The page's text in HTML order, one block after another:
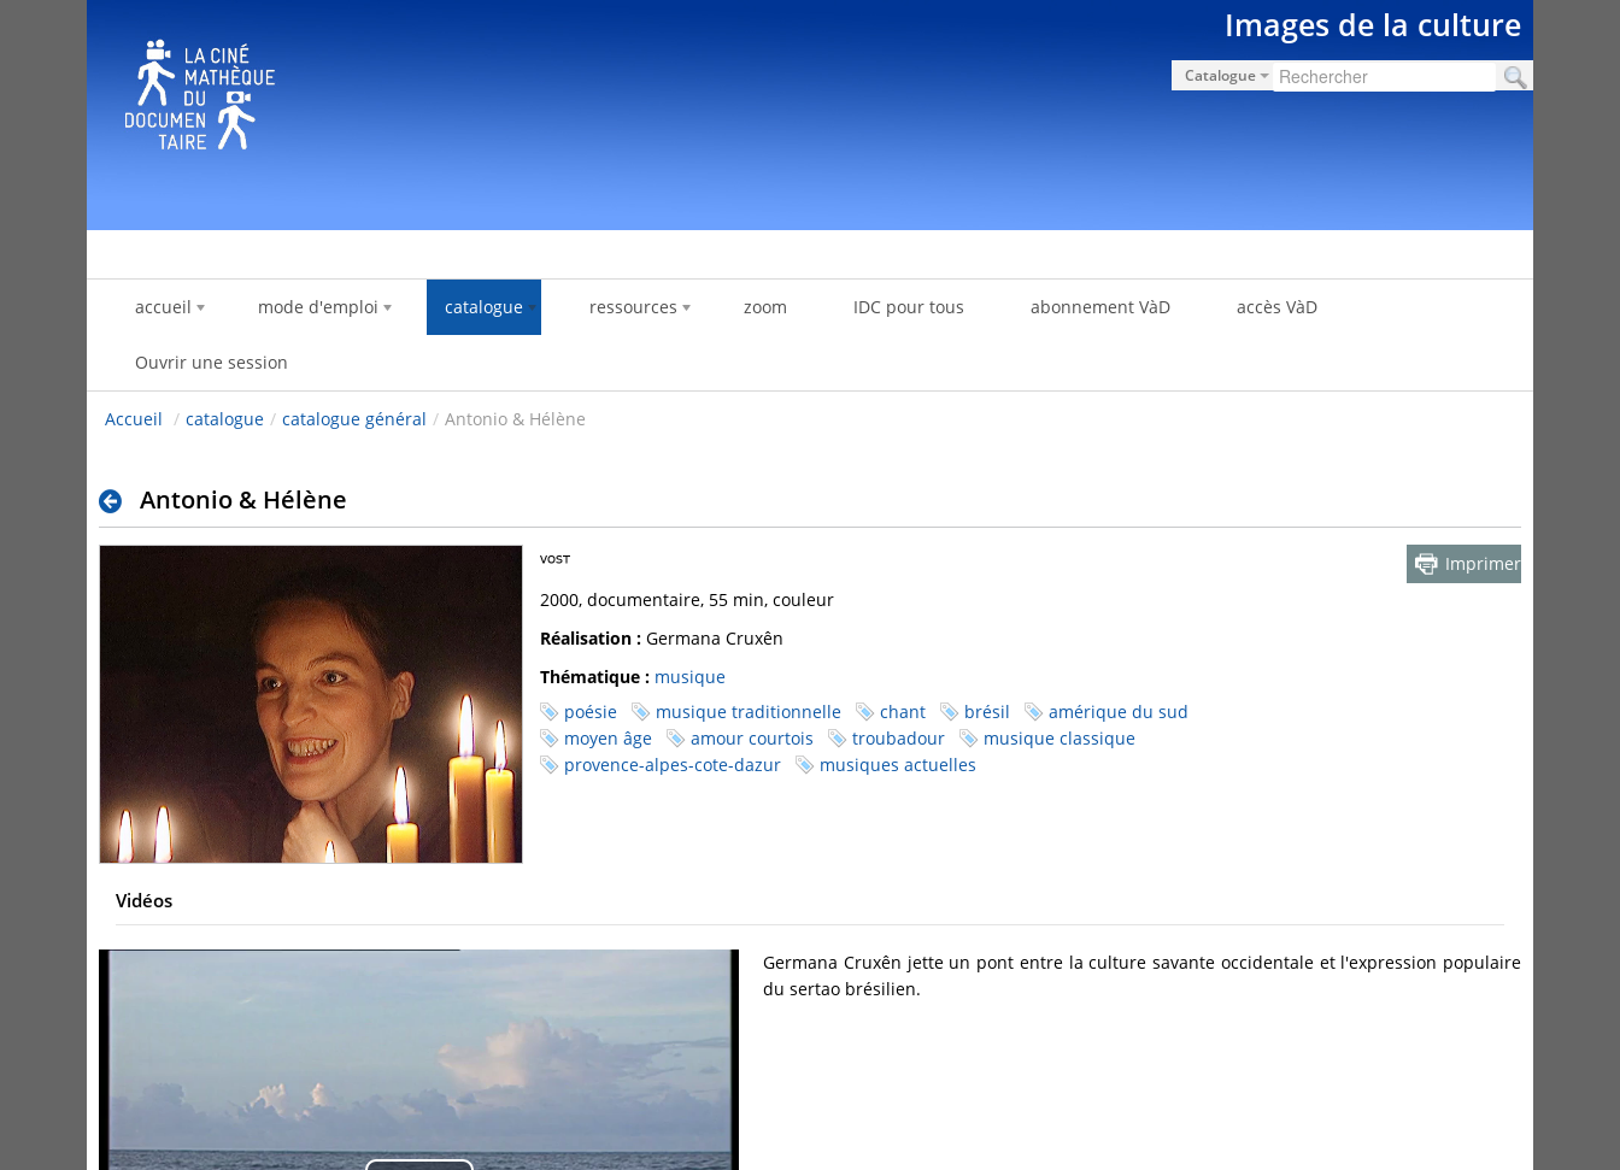
Images de la culture
Catalogue
accueil mode d'emploi catalogue ressources zoom IDC pour tous abonnement VàD accès VàD
Ouvrir une session
Accueil / catalogue / catalogue général / Antonio & Hélène
Antonio & Hélène
Imprimer
2000, documentaire, 55 min, couleur
Réalisation : Germana Cruxên
Thématique : musique
poésie
musique traditionnelle chant brésil
amérique du sud
moyen âge
amour courtois troubadour
musique classique
provence-alpes-cote-dazur
musiques actuelles
Vidéos
Germana Cruxên jette un pont entre la culture savante occidentale et l'expression populaire
du sertao brésilien.